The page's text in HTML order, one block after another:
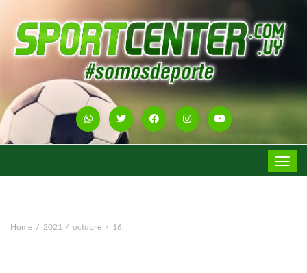
Toggle
Home 2021 octubre 16